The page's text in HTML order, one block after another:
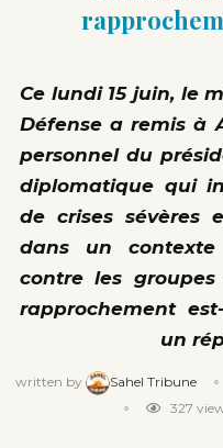
Ce lundi 15 juin, le
Défense a remis à
personnel du
diplomatique qui
de crises sévères
dans un
contre les
rapprochement
un
written by Sahel Tribune
327